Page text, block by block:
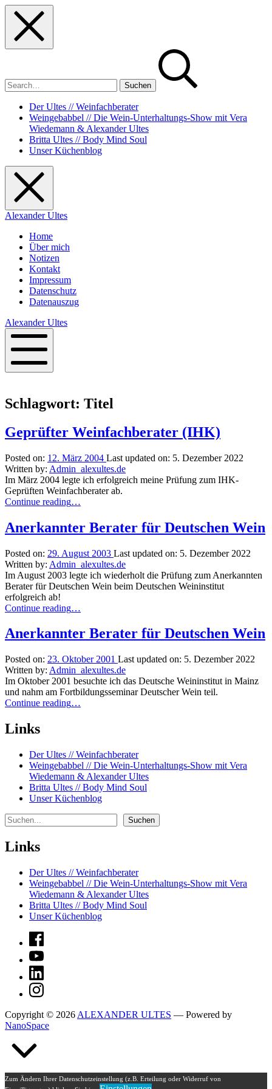
Skip
main
navigation
Skip
main
content
Skip
footer
Der Ultes // Weinfachberater
Weingebabbel // Die Wein-Unterhaltungs-Show mit Vera
Wiedemann & Alexander Ultes
Britta Ultes // Body Mind Soul
Unser Küchenblog
Alexander Ultes
Home
Über mich
Notizen
Kontakt
Impressum
Datenschutz
Datenauszug
Alexander Ultes
Mobile
Schlagwort: Titel
Geprüfter Weinfachberater (IHK)
Posted on: 12. März 2004 Last updated on: 5. Dezember 2022
Written by: Admin_alexultes.de
Im März 2004 legte ich erfolgreich meine Prüfung zum IHK-
Geprüften Weinfachberater ab.
Continue reading“Geprüfter
(IHK)”
…
Anerkannter Berater für Deutschen Wein
Posted on: 29. August 2003 Last updated on: 5. Dezember 2022
Written by: Admin_alexultes.de
Im August 2003 legte ich wiederholt die Prüfung zum Anerkannten
Berater für Deutschen Wein beim Deutschen Weininstitut
erfolgreich ab!
Continue reading“Anerkannter
für
Deutschen
…
Anerkannter Berater für Deutschen Wein
Posted on: 23. Oktober 2001 Last updated on: 5. Dezember 2022
Written by: Admin_alexultes.de
Im Oktober 2001 besuchte ich das Deutsche Weininstitut in Mainz
und nahm am Fortbildungsseminar Deutscher Wein teil.
Continue reading“Anerkannter
…
Links
Der Ultes // Weinfachberater
Weingebabbel // Die Wein-Unterhaltungs-Show mit Vera
Wiedemann & Alexander Ultes
Britta Ultes // Body Mind Soul
Unser Küchenblog
Suchen
Suchen
Links
Der Ultes // Weinfachberater
Weingebabbel // Die Wein-Unterhaltungs-Show mit Vera
Wiedemann & Alexander Ultes
Britta Ultes // Body Mind Soul
Unser Küchenblog
in
a
new
window)
(Opens
in
new
window)
in
a
window)
(Opens
in
new
window)
Copyright © 2026 ALEXANDER ULTES — Powered by
NanoSpace
Zum Ändern Ihrer Datenschutzeinstellung (z.B. Erteilung oder Widerruf von